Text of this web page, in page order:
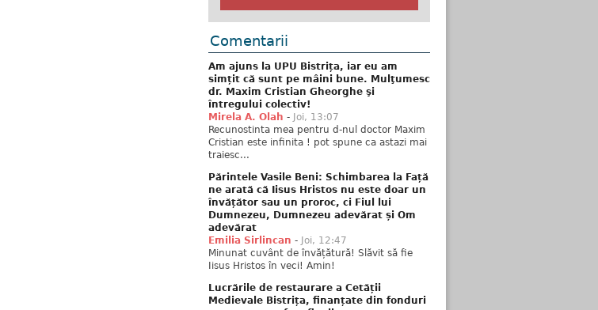
Comentarii
Am ajuns la UPU Bistrița, iar eu am
simțit că sunt pe mâini bune. Mulţumesc
dr. Maxim Cristian Gheorghe şi
întregului colectiv!
Mirela A. Olah - Joi, 13:07
Recunostinta mea pentru d-nul doctor Maxim
Cristian este infinita ! pot spune ca astazi mai
traiesc...
Părintele Vasile Beni: Schimbarea la Față
ne arată că Iisus Hristos nu este doar un
învățător sau un proroc, ci Fiul lui
Dumnezeu, Dumnezeu adevărat și Om
adevărat
Emilia Sirlincan - Joi, 12:47
Minunat cuvânt de învățătură! Slăvit să fie
Iisus Hristos în veci! Amin!
Lucrările de restaurare a Cetății
Medievale Bistrița, finanțate din fonduri